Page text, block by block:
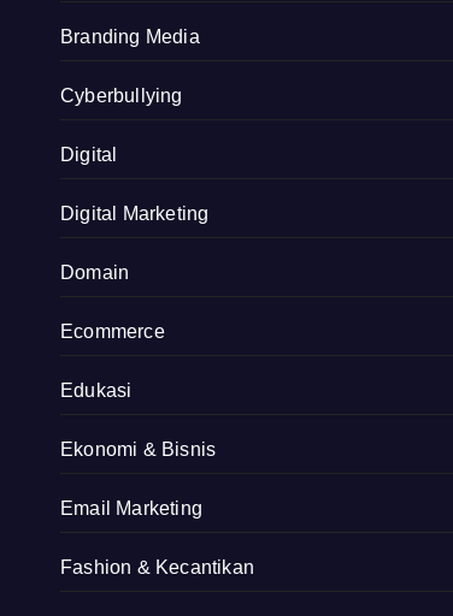
Branding Media
Cyberbullying
Digital
Digital Marketing
Domain
Ecommerce
Edukasi
Ekonomi & Bisnis
Email Marketing
Fashion & Kecantikan